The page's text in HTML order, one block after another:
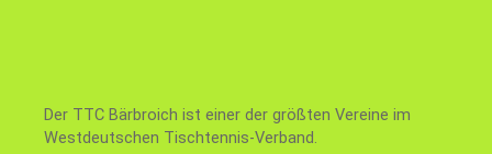
Der TTC Bärbroich ist einer der größten Vereine im
Westdeutschen Tischtennis-Verband.